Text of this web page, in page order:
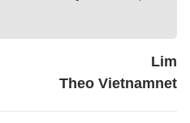
Lim
Theo Vietnamnet